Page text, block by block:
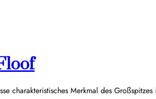
charakteristisches Merkmal des